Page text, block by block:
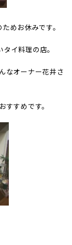
めお休みです。
イ料理の店。
なオーナー花井さ
すめです。